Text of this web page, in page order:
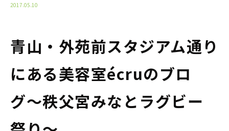
2017.05.10
青山・外苑前スタジアム通り
にある美容室écruのブロ
グ〜秩父宮みなとラグビー